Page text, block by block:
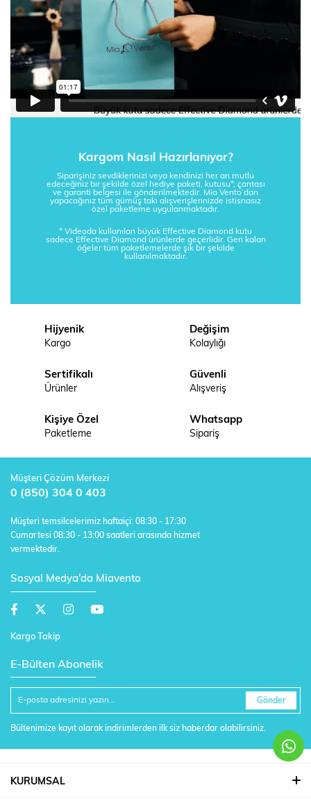
Kargom Nasıl Hazırlanıyor?
Siparişiniz sevdiklerinizi veya kendinizi her an mutlu
edeceğiniz bir şekilde özel hediye paketi, kutusu*, çantası
ve garanti belgesi ile gönderilmektedir. Mia Vento’dan
yapacağınız tüm gümüş takı alışverişlerinizde istisnasız
özel paketleme uygulanmaktadır.
* Videoda kullanılan büyük Effective Diamond kutu
sadece Effective Diamond ürünlerde geçerlidir. Geri kalan
öğeler tüm paketlemelerde şık bir şekilde
kullanılmaktadır.
Hijyenik
Kargo
Değişim
Kolaylığı
Sertifikalı
Ürünler
Güvenli
Alışveriş
Kişiye Özel
Paketleme
Whatsapp
Sipariş
Müşteri Çözüm Merkezi
0 (850) 304 0 403
Müşteri temsilcelerimiz haftaiçi: 08:30 - 17:30
Cumartesi 08:30 - 13:00 saatleri arasında hizmet
vermektedir.
Sosyal Medya'da Miavento
Kargo Takip
E-Bülten Abonelik
Gönder
Bültenimize kayıt olarak indirimlerden ilk siz haberdar olabilirsiniz.
KURUMSAL